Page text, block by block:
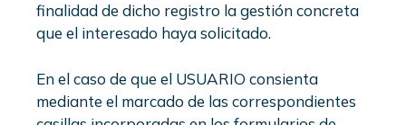
finalidad de dicho registro la gestión concreta
que el interesado haya solicitado.
En el caso de que el USUARIO consienta
mediante el marcado de las correspondientes